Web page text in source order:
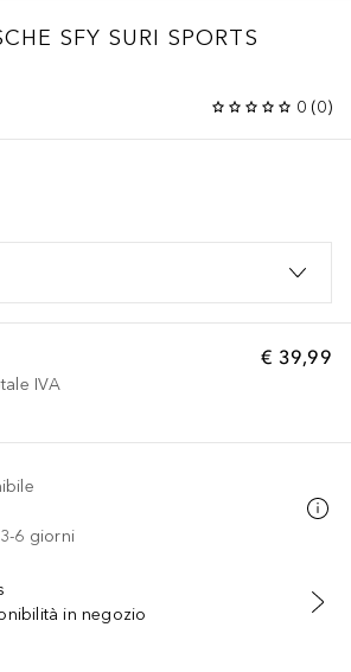
SFY SURI SPORTS
0 (0)
€ 39,99
IVA
6 giorni
AL CARRELLO
in negozio